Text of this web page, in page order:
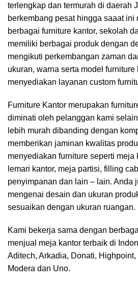
terlengkap dan termurah di daerah
berkembang pesat hingga saaat ini
berbagai furniture kantor, sekolah
memiliki berbagai produk dengan
mengikuti perkembangan zaman
ukuran, warna serta model
menyediakan layanan custom
Furniture Kantor merupakan
diminati oleh pelanggan kami
lebih murah dibanding dengan
memberikan jaminan kwalitas
menyediakan furniture seperti meja
lemari kantor, meja partisi, filling
penyimpanan dan lain – lain. Anda
mengenai desain dan ukuran
sesuaikan dengan ukuran ruangan.
Kami bekerja sama dengan
menjual meja kantor terbaik di
Aditech, Arkadia, Donati, Highpoint,
Modera dan Uno.